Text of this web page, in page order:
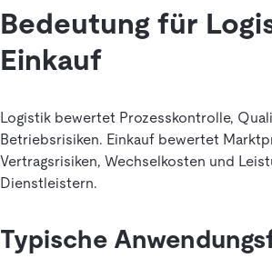
Bedeutung für
Einkauf
Logistik bewertet Prozesskontrolle,
Betriebsrisiken. Einkauf bewertet
Vertragsrisiken, Wechselkosten und
Dienstleistern.
Typische